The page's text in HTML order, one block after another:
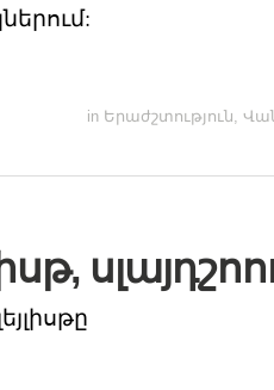
in Երաժշտություն,